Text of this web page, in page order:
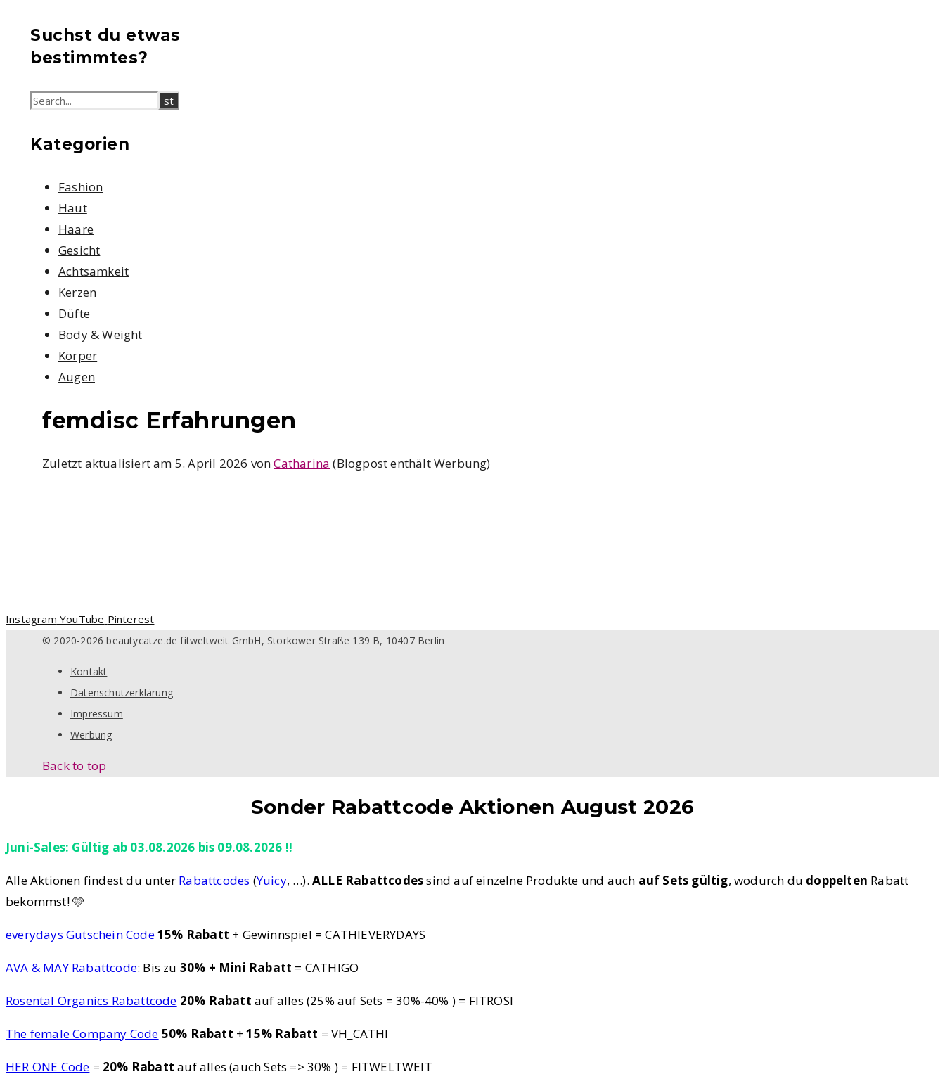
Suchst du etwas
bestimmtes?
Kategorien
Fashion
Haut
Haare
Gesicht
Achtsamkeit
Kerzen
Düfte
Body & Weight
Körper
Augen
femdisc Erfahrungen
Zuletzt aktualisiert am 5. April 2026 vonCatharina (Blogpost enthält Werbung)
Instagram YouTube Pinterest
© 2020-2026 beautycatze.de fitweltweit GmbH, Storkower Straße 139 B, 10407 Berlin
Kontakt
Datenschutzerklärung
Impressum
Werbung
Back to top
Sonder Rabattcode Aktionen August 2026
Juni-Sales: Gültig ab 03.08.2026 bis 09.08.2026 !!
Alle Aktionen findest du unter Rabattcodes (Yuicy, …).ALLE Rabattcodessind auf einzelne Produkte und auch auf Sets gültig, wodurch du doppelten Rabatt
bekommst! 🩷
everydays Gutschein Code15% Rabatt + Gewinnspiel = CATHIEVERYDAYS
AVA & MAY Rabattcode: Bis zu 30% + Mini Rabatt = CATHIGO
Rosental Organics Rabattcode 20% Rabatt auf alles (25% auf Sets = 30%-40% ) = FITROSI
The female Company Code 50% Rabatt +15% Rabatt = VH_CATHI
HER ONE Code = 20% Rabatt auf alles (auch Sets => 30% ) = FITWELTWEIT